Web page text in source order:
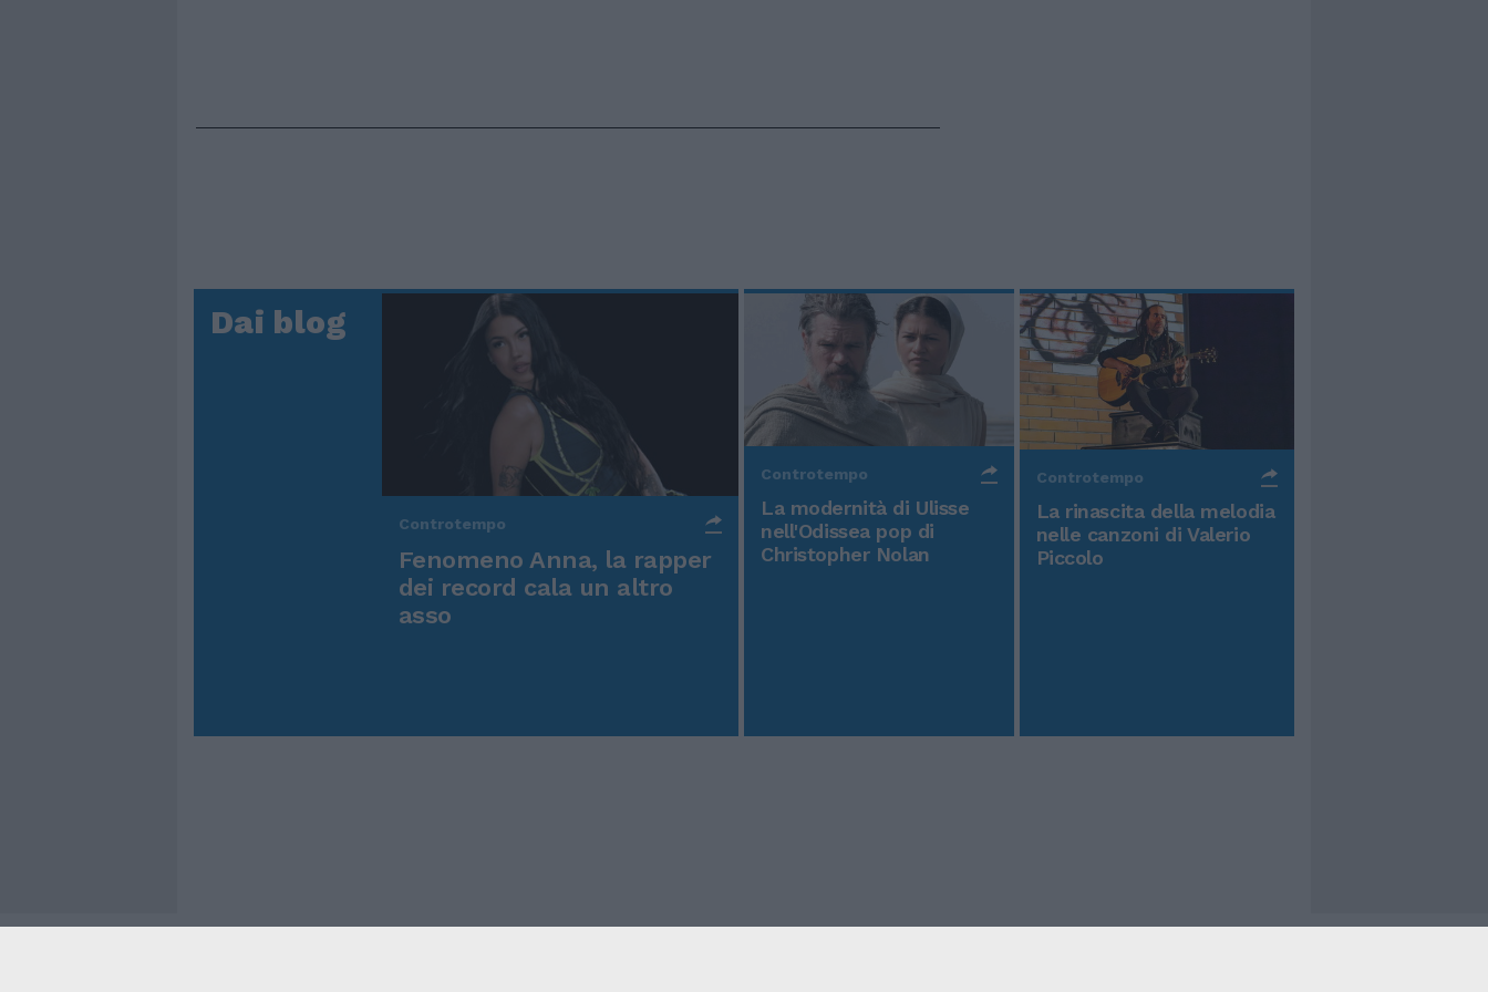
Dai blog
Controtempo
Fenomeno Anna, la rapper
dei record cala un altro
asso
Controtempo
La modernità di Ulisse
nell'Odissea pop di
Christopher Nolan
Controtempo
La rinascita della melodia
nelle canzoni di Valerio
Piccolo